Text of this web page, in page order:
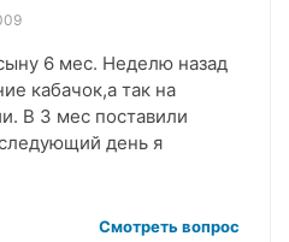
6 мес. Неделю назад
кабачок,а так на
В 3 мес поставили
день я
Смотреть вопрос